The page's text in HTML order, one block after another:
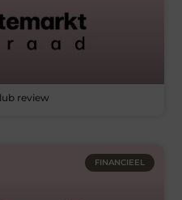
review
FINANCIEEL